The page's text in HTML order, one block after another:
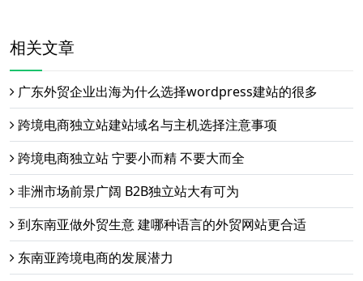
相关文章
广东外贸企业出海为什么选择wordpress建站的很多
跨境电商独立站建站域名与主机选择注意事项
跨境电商独立站 宁要小而精 不要大而全
非洲市场前景广阔 B2B独立站大有可为
到东南亚做外贸生意 建哪种语言的外贸网站更合适
东南亚跨境电商的发展潜力